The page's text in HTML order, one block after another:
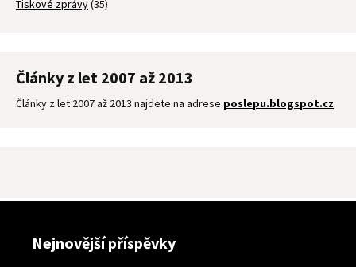
Tiskové zprávy(35)
Články z let 2007 až 2013
Články z let 2007 až 2013 najdete na adrese poslepu.blogspot.cz.
Nejnovější příspěvky